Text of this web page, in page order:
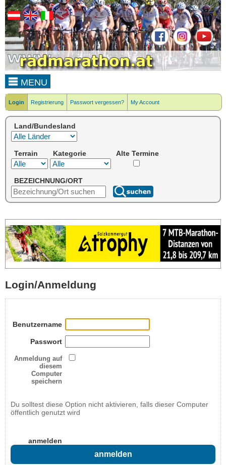
MENU
Login Registrierung Passwort vergessen? My Account
Land/Bundesland
Terrain Kategorie Alte Termine
BEZEICHNUNG/ORT
Login/Anmeldung
Benutzername
Passwort
Anmeldung auf
diesem
Computer
speichern
Du solltest diese Option nicht aktivieren, falls dieser Computer
öffentlich genutzt wird
anmelden